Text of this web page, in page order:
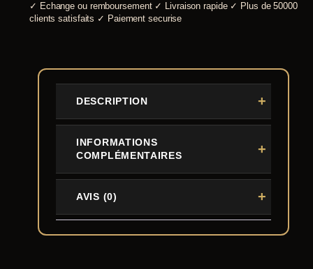
✓ Echange ou remboursement ✓ Livraison rapide ✓ Plus de 50000
clients satisfaits ✓ Paiement securise
DESCRIPTION
INFORMATIONS
COMPLÉMENTAIRES
AVIS (0)